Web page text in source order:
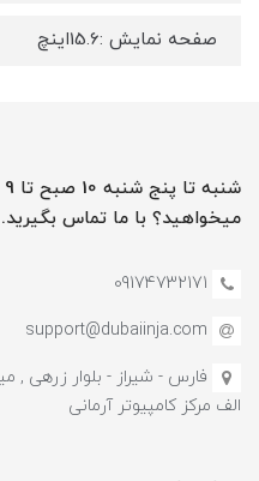
صفحه نمایش :15.6اینچ
میخواهید؟ با ما تماس بگیرید.
09174732171
support@dubaiinja.com
الف مرکز کامپیوتر آرمانی